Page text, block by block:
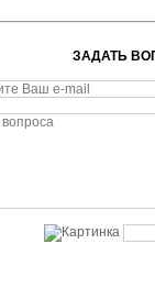
ЗАДАТЬ